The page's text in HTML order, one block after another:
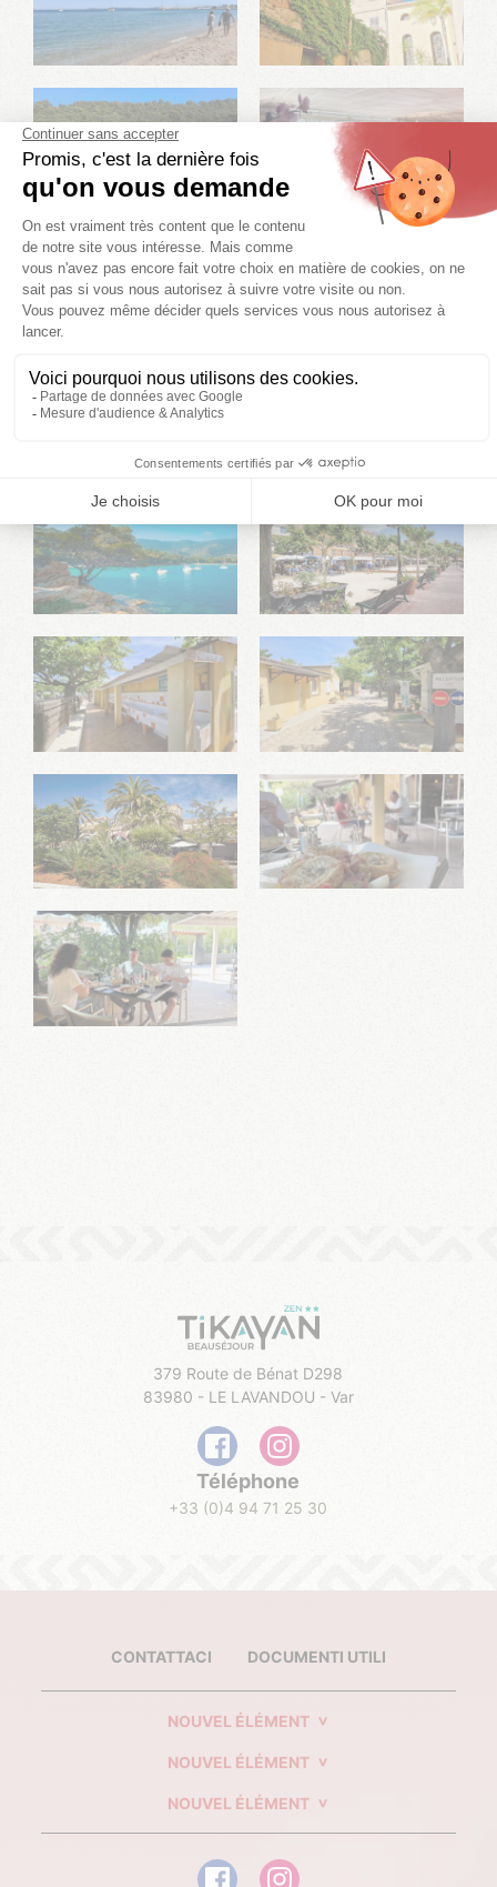
379 Route de Bénat D298
83980 - LE LAVANDOU - Var
Téléphone
+33 (0)4 94 71 25 30
CONTATTACI DOCUMENTI UTILI
NOUVEL ÉLÉMENT
NOUVEL ÉLÉMENT
NOUVEL ÉLÉMENT